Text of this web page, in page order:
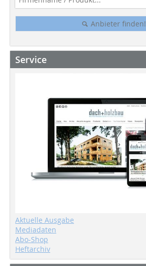
Anbieter finden!
Service
Aktuelle Ausgabe
Mediadaten
Abo-Shop
Heftarchiv